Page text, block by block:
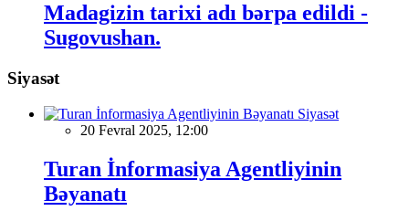
Madagizin tarixi adı bərpa edildi -
Sugovushan.
Siyasət
Siyasət
20 Fevral 2025, 12:00
Turan İnformasiya Agentliyinin
Bəyanatı